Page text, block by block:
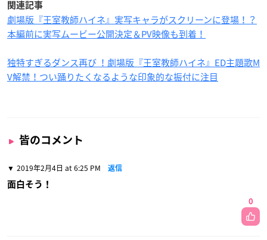
関連記事
劇場版『王室教師ハイネ』実写キャラがスクリーンに登場！？
本編前に実写ムービー公開決定＆PV映像も到着！
独特すぎるダンス再び ！劇場版『王室教師ハイネ』ED主題歌M
V解禁！つい踊りたくなるような印象的な振付に注目
皆のコメント
2019年2月4日 at 6:25 PM 返信
面白そう！
0